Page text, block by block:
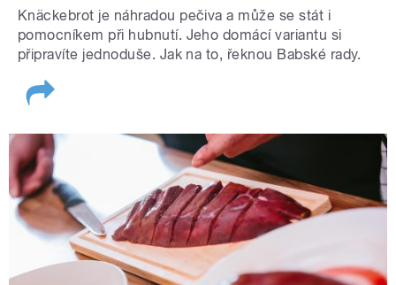
Knäckebrot je náhradou pečiva a může se stát i
pomocníkem při hubnutí. Jeho domácí variantu si
připravíte jednoduše. Jak na to, řeknou Babské rady.